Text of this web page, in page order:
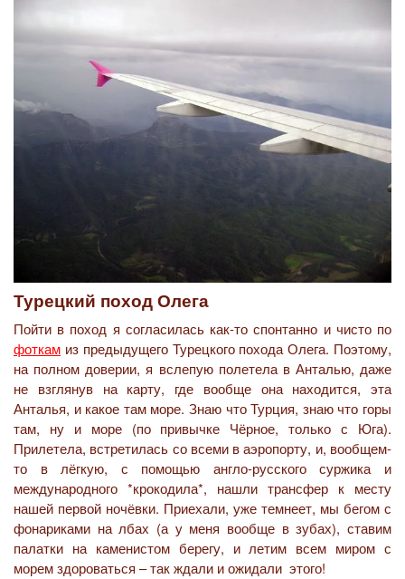
Турецкий поход Олега
Пойти в поход я согласилась как-то спонтанно и чисто по
фоткам из предыдущего Турецкого похода Олега. Поэтому,
на полном доверии, я вслепую полетела в Анталью, даже
не взглянув на карту, где вообще она находится, эта
Анталья, и какое там море. Знаю что Турция, знаю что горы
там, ну и море (по привычке Чёрное, только с Юга).
Прилетела, встретилась со всеми в аэропорту, и, вообщем-
то в лёгкую, с помощью англо-русского суржика и
международного *крокодила*, нашли трансфер к месту
нашей первой ночёвки. Приехали, уже темнеет, мы бегом с
фонариками на лбах (а у меня вообще в зубах), ставим
палатки на каменистом берегу, и летим всем миром с
морем здороваться – так ждали и ожидали этого!